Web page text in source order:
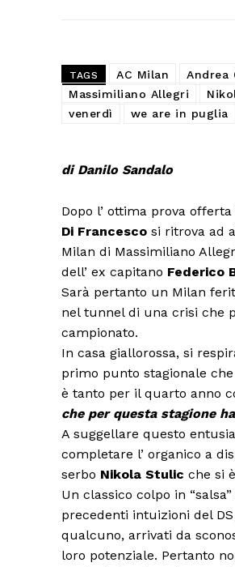
TAGS AC Milan Andrea
Massimiliano Allegri
venerdì
we are in puglia
di Danilo Sandalo
Dopo l’ ottima prova
Di Francesco si ritrova ad
Milan di Massimiliano
dell’ ex capitano Federico
Sarà pertanto un Milan
nel tunnel di una crisi che
campionato.
In casa giallorossa, si
primo punto stagionale
è tanto per il quarto anno
che per questa stagione
A suggellare questo
completare l’ organico a
serbo Nikola Stulic che si
Un classico colpo in
precedenti intuizioni del
qualcuno, arrivati da
loro potenziale. Pertanto